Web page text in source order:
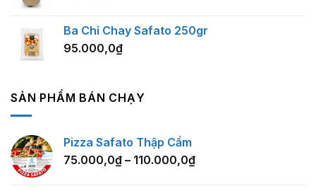
Ba Chỉ Chay Safato 250gr
95.000,0₫
SẢN PHẨM BÁN CHẠY
Pizza Safato Thập Cẩm
75.000,0₫ – 110.000,0₫